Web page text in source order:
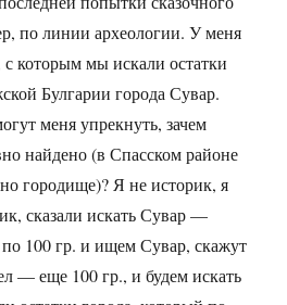
по линии археологии. У меня
которым мы искали остатки
Булгарии города Сувар.
меня упрекнуть, зачем
найдено (в Спасском районе
городище)? Я не историк, я
сказали искать Сувар —
100 гр. и ищем Сувар, скажут
— еще 100 гр., и будем искать